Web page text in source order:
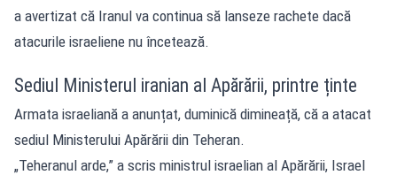
a avertizat că Iranul va continua să lanseze rachete dacă
atacurile israeliene nu încetează.
Sediul Ministerul iranian al Apărării, printre ținte
Armata israeliană a anunțat, duminică dimineață, că a atacat
sediul Ministerului Apărării din Teheran.
„Teheranul arde,” a scris ministrul israelian al Apărării, Israel